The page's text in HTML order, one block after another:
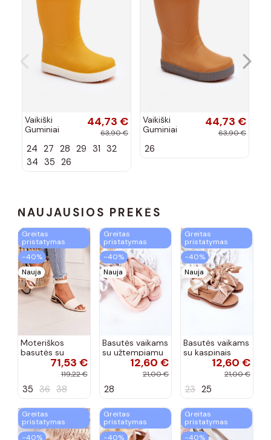
Vaikiški
Guminiai
Gokids 979
geltonos
spalvos
44,73 €
63,90 €
24 27 28 29 31 32
34 35 26
Vaikiški
Guminiai
Gokids 979
44,73 €
63,90 €
26
NAUJAUSIOS PREKĖS
Greitas
pristatymas
−40%
Nauja
Moteriškos
basutės su
aukso spalvos
kulniukais Laura
spalvos
71,53 €
119,22 €
35 36 38
Greitas
pristatymas
−40%
Nauja
Basutės vaikams
su užtempiamu
užsegimu
rožinės spalvos
12,60 €
21,00 €
28
Greitas
pristatymas
−40%
Nauja
Basutės vaikams
su kaspinais
aukso spalvos
12,60 €
21,00 €
23 25
Greitas
pristatymas
−40%
Greitas
pristatymas
−40%
Greitas
pristatymas
−40%